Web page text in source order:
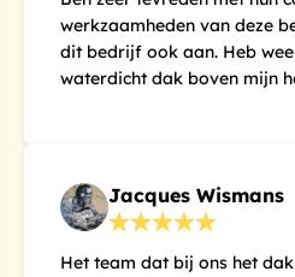
werkzaamheden van deze
dit bedrijf ook aan. Heb
waterdicht dak boven mijn
Jacques Wismans
Het team dat bij ons het